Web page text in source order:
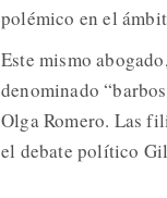
polémico en el
Este mismo
denominado
Olga Romero. Las
el debate político